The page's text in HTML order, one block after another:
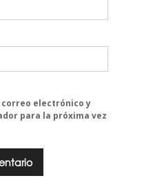
correo electrónico y
para la próxima vez